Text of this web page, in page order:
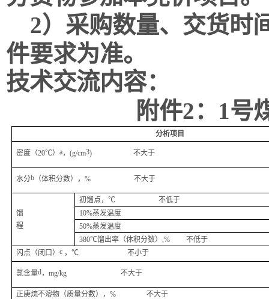
2）采购数量、交货时
件要求为准。
技术交流内容：
附件2：1号
分析项目
密度（20℃）a，(g/cm3) 不大于
水分b （体积分数） ，% 不大于
馏
程
初馏点 ，℃ 不低于
10%蒸发温度
50%蒸发温度
380℃馏出率 （体积分数） ,% 不低于
闪点 （闭口 ）c ，℃ 不小于
氯含量d，mg/kg 不大于
正庚烷不溶物（质量分数） ，%
不大于